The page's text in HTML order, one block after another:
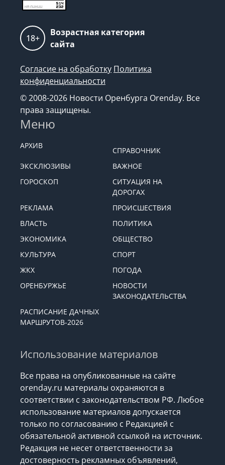
18+
Возрастная категория
сайта
Согласие на обработку Политика
конфиденциальности
© 2008-2026 Новости Оренбурга Orenday. Все
права защищены.
Меню
АРХИВ
СПРАВОЧНИК
ЭКСКЛЮЗИВЫ
ВАЖНОЕ
ГОРОСКОП
СИТУАЦИЯ НА
ДОРОГАХ
РЕКЛАМА
ПРОИСШЕСТВИЯ
ВЛАСТЬ
ПОЛИТИКА
ЭКОНОМИКА
ОБЩЕСТВО
КУЛЬТУРА
СПОРТ
ЖКХ
ПОГОДА
ОРЕНБУРЖЬЕ
НОВОСТИ
ЗАКОНОДАТЕЛЬСТВА
РАСПИСАНИЕ ДАЧНЫХ
МАРШРУТОВ-2026
Использование материалов
Все права на опубликованные на сайте
orenday.ru материалы охраняются в
соответствии с законодательством РФ. Любое
использование материалов допускается
только по согласованию с Редакцией с
обязательной активной ссылкой на источник.
Редакция не несет ответственности за
достоверность рекламных объявлений,